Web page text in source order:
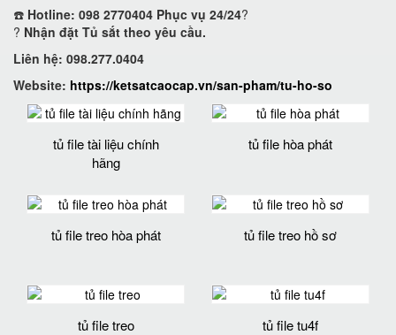
☎️ Hotline: 098 2770404 Phục vụ 24/24?
? Nhận đặt Tủ sắt theo yêu cầu.
Liên hệ: 098.277.0404
Website: https://ketsatcaocap.vn/san-pham/tu-ho-so
tủ file tài liệu chính
hãng
tủ file hòa phát
tủ file treo hòa phát tủ file treo hồ sơ
tủ file treo tủ file tu4f